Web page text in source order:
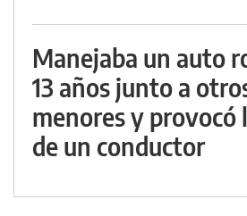
Manejaba un auto
13 años junto a
menores y provocó
de un conductor